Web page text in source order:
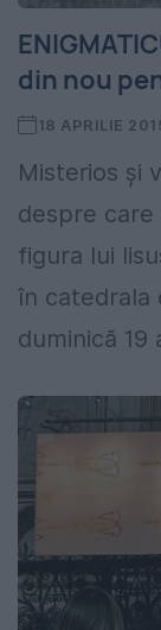
din nou
18 APRILIE
Misterios și
despre care
figura lui
în catedrala
duminică 19